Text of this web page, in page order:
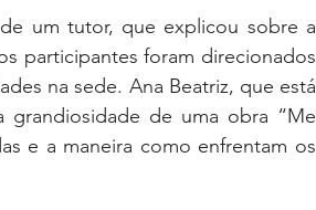
um tutor, que explicou sobre a
participantes foram direcionados
na sede. Ana Beatriz, que está
grandiosidade de uma obra “Me
e a maneira como enfrentam os